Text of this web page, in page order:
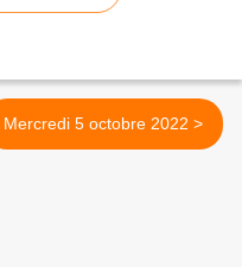
Mercredi 5 octobre 2022 >